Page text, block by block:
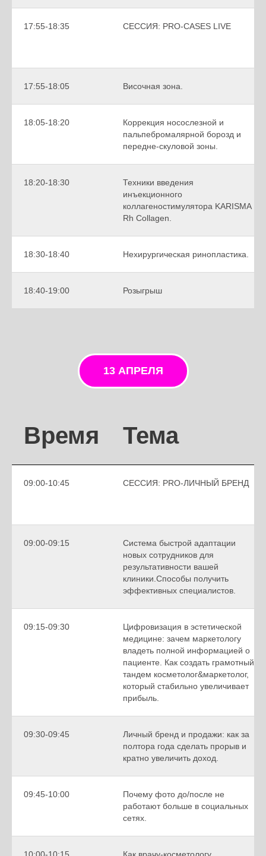
17:55-18:35 СЕССИЯ: PRO-CASES LIVE
17:55-18:05 Височная зона.
18:05-18:20
Коррекция носослезной и
пальпебромалярной борозд и
передне-скуловой зоны.
18:20-18:30
Техники введения
инъекционного
коллагеностимулятора KARISMA
Rh Collagen.
18:30-18:40 Нехирургическая ринопластика.
18:40-19:00 Розыгрыш
13 АПРЕЛЯ
Время Тема
09:00-10:45 СЕССИЯ: PRO-ЛИЧНЫЙ БРЕНД
09:00-09:15
Система быстрой адаптации
новых сотрудников для
результативности вашей
клиники.Способы получить
эффективных специалистов.
09:15-09:30
Цифровизация в эстетической
медицине: зачем маркетологу
владеть полной информацией о
пациенте. Как создать грамотный
тандем косметолог&маркетолог,
который стабильно увеличивает
прибыль.
09:30-09:45
Личный бренд и продажи: как за
полтора года сделать прорыв и
кратно увеличить доход.
09:45-10:00
Почему фото до/после не
работают больше в социальных
сетях.